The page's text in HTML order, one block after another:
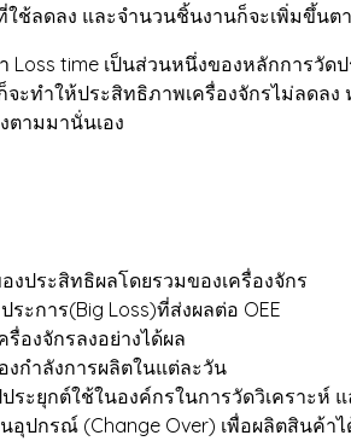
ใช้ลดลง และจำนวนชิ้นงานก็จะเพิ่มขึ้น
time เป็นส่วนหนึ่งของหลักการวัดปร
จะทำให้ประสิทธิภาพเครื่องจักรไม่ลดล
ตามมานั่นเอง
ประสิทธิผลโดยรวมของเครื่องจักร
ะการ(Big Loss)ที่ส่งผลต่อ OEE
รื่องจักรลงอย่างได้ผล
กำลังการผลิตในแต่ละวัน
ะยุกต์ใช้ในองค์กรในการวัดวิเคราะห์ แ
อุปกรณ์ (Change Over) เพื่อผลิตสินค้า